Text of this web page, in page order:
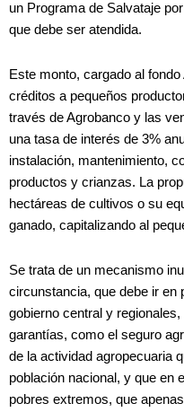
un Programa de Salvataje
que debe ser atendida.
Este monto, cargado al
créditos a pequeños
través de Agrobanco y las
una tasa de interés de 3%
instalación, mantenimiento,
productos y crianzas. La
hectáreas de cultivos o su
ganado, capitalizando al
Se trata de un mecanismo
circunstancia, que debe ir en
gobierno central y
garantías, como el seguro
de la actividad agropecuaria
población nacional, y que en
pobres extremos, que